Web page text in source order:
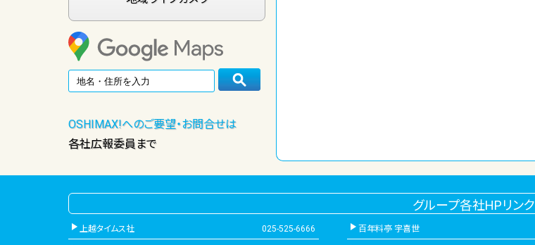
OSHIMAX!へのご要望・お問合せは
各社広報委員まで
グループ各社HPリンク
上越タイムス社 025-525-6666 百年料亭 宇喜世